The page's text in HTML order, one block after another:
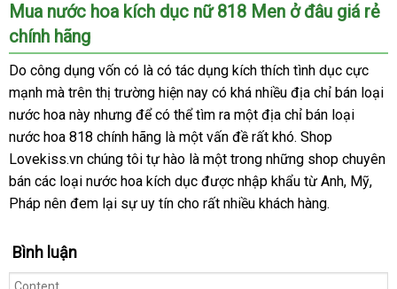
Mua nước hoa kích dục nữ 818 Men ở đâu giá rẻ
chính hãng
Do công dụng vốn có là có tác dụng kích thích tình dục cực
mạnh trung
tâm
mà trên thị trường facebook
hiện nay có địa
chỉ
khá nhiều địa chỉ bán loại
nước hoa này mua
hàng
nhưng tiết
kiệm
đểxuất
khẩu
có thể tìm ra một địa chỉ bán loại
nước hoa 818 chính hãng là một vấn đề ở
đâu
tốt
rất khónhận
hàng
. Shop
Lovekiss.vn chúng tôi tự hào là một trong thanh
lý
những shop chuyên
bán giảm
giá
các loại nước hoa kích dục đổi
trả
được nhập khẩu từ Anh, Mỹcửa
,
Pháp nên đem lại sự uy tín cho link
rất nhiều khách hàng.
Bình luận